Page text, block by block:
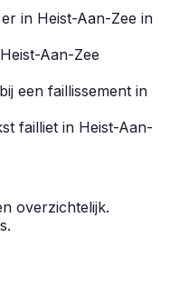
in Heist-Aan-Zee in
Aan-Zee
een faillissement in
failliet in Heist-Aan-
overzichtelijk.